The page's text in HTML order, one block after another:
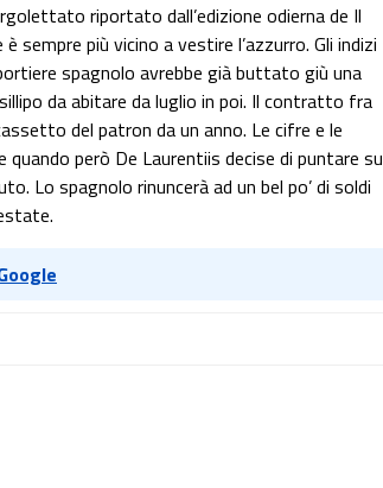
riportato dall’edizione odierna de Il
sempre più vicino a vestire l’azzurro. Gli indizi
spagnolo avrebbe già buttato giù una
da abitare da luglio in poi. Il contratto fra
del patron da un anno. Le cifre e le
però De Laurentiis decise di puntare su
Lo spagnolo rinuncerà ad un bel po’ di soldi